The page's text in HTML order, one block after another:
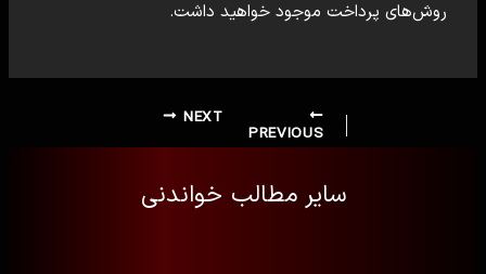
روش‌های پرداخت موجود خواهید داشت.
PREVIOUS
NEXT
سایر مطالب خواندنی